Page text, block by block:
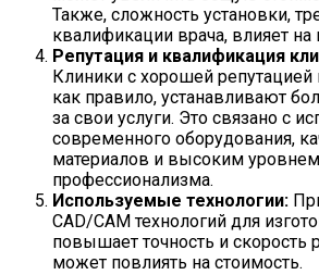
Также, сложность установки,
квалификации врача, влияет на
Репутация и квалификация
Клиники с хорошей
как правило, устанавливают
за свои услуги. Это связано с
современного оборудования,
материалов и высоким уровнем
профессионализма.
Используемые технологии:
CAD/CAM технологий для
повышает точность и скорость
может повлиять на стоимость.